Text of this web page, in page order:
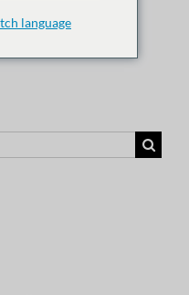
language